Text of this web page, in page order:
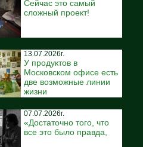
Сейчас это самый
сложный проект!
13.07.2026г.
У продуктов в
Московском офисе есть
две возможные линии
жизни
07.07.2026г.
«Достаточно того, что
все это было правда,